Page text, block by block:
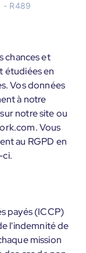
- R489
chances et
étudiées en
Vos données
à notre
notre site ou
Vous
au RGPD en
ci.
payés (ICCP)
l'indemnité de
mission